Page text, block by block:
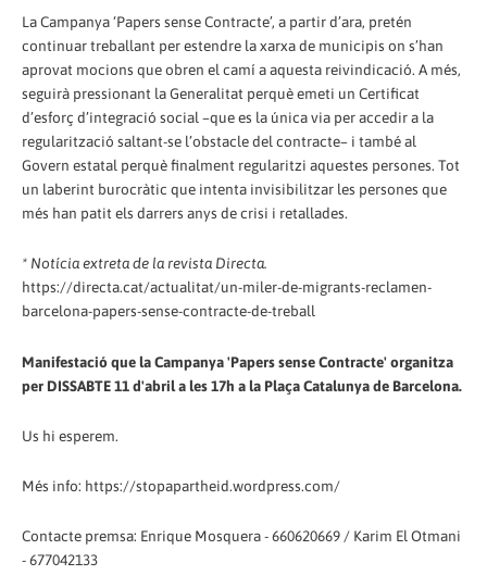
La Campanya ‘Papers sense Contracte’, a partir d’ara, pretén
continuar treballant per estendre la xarxa de municipis on s’han
aprovat mocions que obren el camí a aquesta reivindicació. A més,
seguirà pressionant la Generalitat perquè emeti un Certificat
d’esforç d’integració social –que es la única via per accedir a la
regularització saltant-se l’obstacle del contracte– i també al
Govern estatal perquè finalment regularitzi aquestes persones. Tot
un laberint burocràtic que intenta invisibilitzar les persones que
més han patit els darrers anys de crisi i retallades.
* Notícia extreta de la revista Directa.
https://directa.cat/actualitat/un-miler-de-migrants-reclamen-
barcelona-papers-sense-contracte-de-treball
Manifestació que la Campanya 'Papers sense Contracte' organitza
per DISSABTE 11 d'abril a les 17h a la Plaça Catalunya de Barcelona.
Us hi esperem.
Més info: https://stopapartheid.wordpress.com/
Contacte premsa: Enrique Mosquera - 660620669 / Karim El Otmani
- 677042133